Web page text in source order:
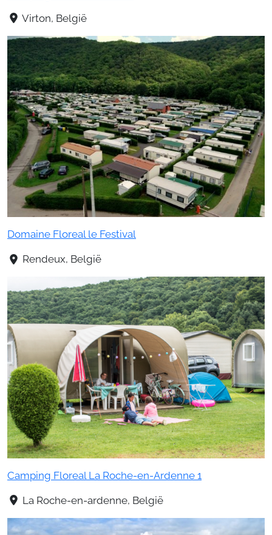
Virton, België
Domaine Floreal le Festival
Rendeux, België
Camping Floreal La Roche-en-Ardenne 1
La Roche-en-ardenne, België